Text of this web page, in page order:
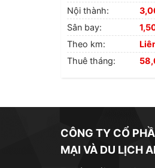
Nội thành:
Sân bay:
Theo km:
Thuê tháng:
CÔNG TY CỔ
MẠI VÀ DU LỊCH